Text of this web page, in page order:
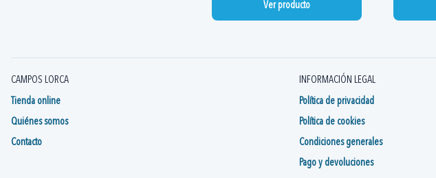
Ver producto
CAMPOS LORCA
Tienda online
Quiénes somos
Contacto
INFORMACIÓN LEGAL
Política de privacidad
Política de cookies
Condiciones generales
Pago y devoluciones